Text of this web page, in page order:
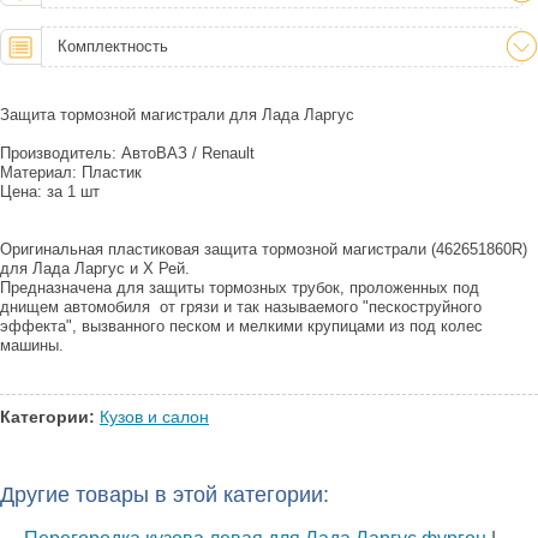
Комплектность
Защита тормозной магистрали для Лада Ларгус
Производитель: АвтоВАЗ / Renault
Материал: Пластик
Цена: за 1 шт
Оригинальная пластиковая защита тормозной магистрали (462651860R)
для Лада Ларгус и Х Рей.
Предназначена для защиты тормозных трубок, проложенных под
днищем автомобиля от грязи и так называемого "пескоструйного
эффекта", вызванного песком и мелкими крупицами из под колес
машины.
Категории: Кузов и салон
Другие товары в этой категории: